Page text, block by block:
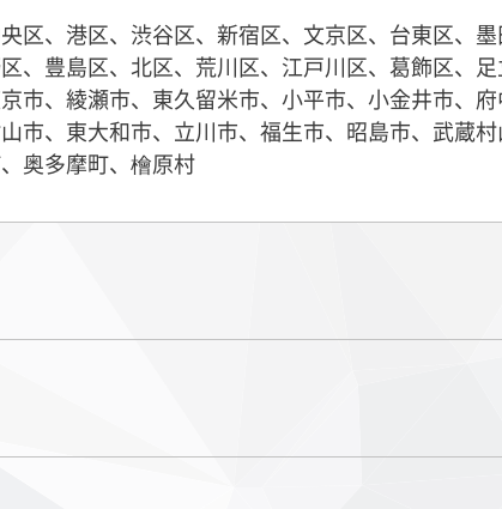
区、港区、渋谷区、新宿区、文京区、台東区、
、豊島区、北区、荒川区、江戸川区、葛飾区、
市、綾瀬市、東久留米市、小平市、小金井市、
市、東大和市、立川市、福生市、昭島市、武蔵
奥多摩町、檜原村